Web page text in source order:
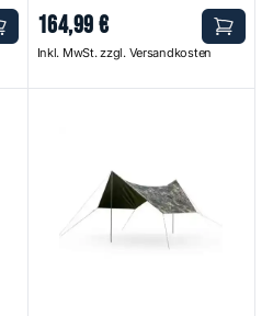
164,99€
Inkl. MwSt. zzgl. Versandkosten